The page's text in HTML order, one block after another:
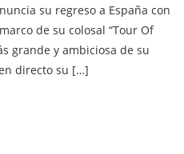
su regreso a España con
de su colosal “Tour Of
grande y ambiciosa de su
directo su […]